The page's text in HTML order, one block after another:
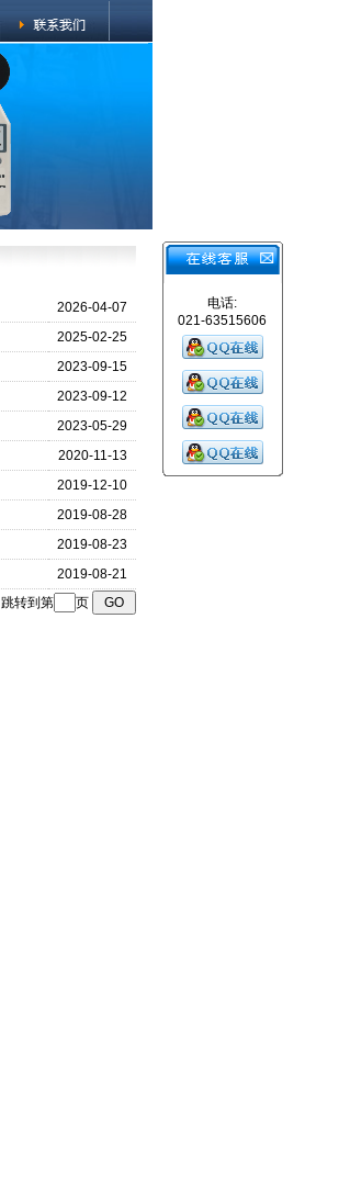
电话:
021-63515606
2026-04-07
2025-02-25
2023-09-15
2023-09-12
2023-05-29
2020-11-13
2019-12-10
2019-08-28
2019-08-23
2019-08-21
跳转到第 页